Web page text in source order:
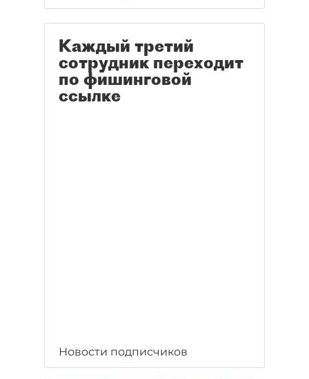
Каждый третий
сотрудник переходит
по фишинговой
ссылке
Новости подписчиков